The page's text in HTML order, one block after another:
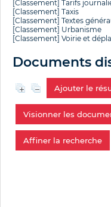
[Classement] Tarifs
[Classement] Taxis
[Classement] Textes
[Classement] Urbanisme
[Classement] Voirie et
Documents
Ajouter le
Visionner les
Affiner la recherche